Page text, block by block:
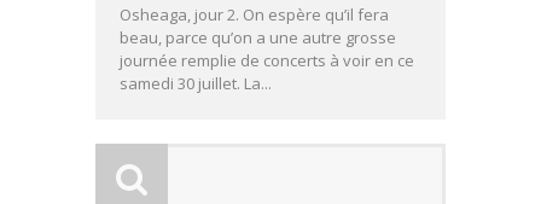
Osheaga, jour 2. On espère qu’il fera
beau, parce qu’on a une autre grosse
journée remplie de concerts à voir en ce
samedi 30 juillet. La...